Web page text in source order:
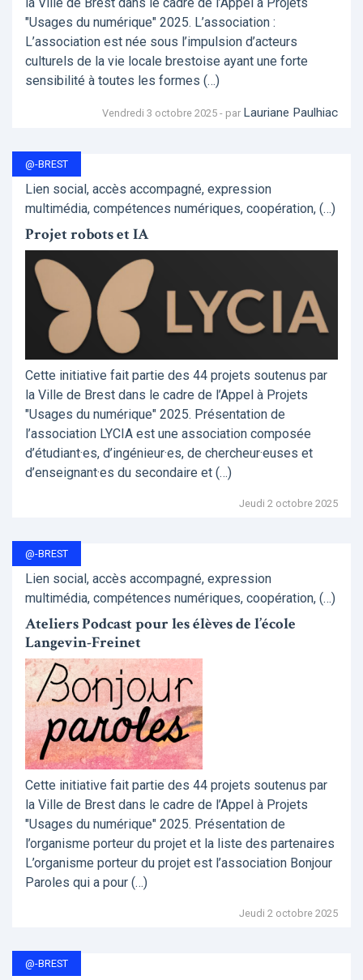
"Usages du numérique" 2025. L’association :
L’association est née sous l’impulsion d’acteurs
culturels de la vie locale brestoise ayant une forte
sensibilité à toutes les formes (…)
Vendredi 3 octobre 2025 - par Lauriane Paulhiac
@-BREST
Lien social, accès accompagné, expression
multimédia, compétences numériques, coopération, (…)
Projet robots et IA
Cette initiative fait partie des 44 projets soutenus par
la Ville de Brest dans le cadre de l’Appel à Projets
"Usages du numérique" 2025. Présentation de
l’association LYCIA est une association composée
d’étudiant·es, d’ingénieur·es, de chercheur·euses et
d’enseignant·es du secondaire et (…)
Jeudi 2 octobre 2025
@-BREST
Lien social, accès accompagné, expression
multimédia, compétences numériques, coopération, (…)
Ateliers Podcast pour les élèves de l’école
Langevin-Freinet
Cette initiative fait partie des 44 projets soutenus par
la Ville de Brest dans le cadre de l’Appel à Projets
"Usages du numérique" 2025. Présentation de
l’organisme porteur du projet et la liste des partenaires
L’organisme porteur du projet est l’association Bonjour
Paroles qui a pour (…)
Jeudi 2 octobre 2025
@-BREST